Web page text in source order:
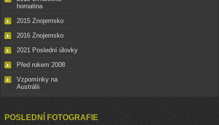
hornatina
2015 Znojemsko
2016 Znojemsko
2021 Poslední úlovky
Před rokem 2008
Vzpomínky na
Austrálii
POSLEDNÍ FOTOGRAFIE